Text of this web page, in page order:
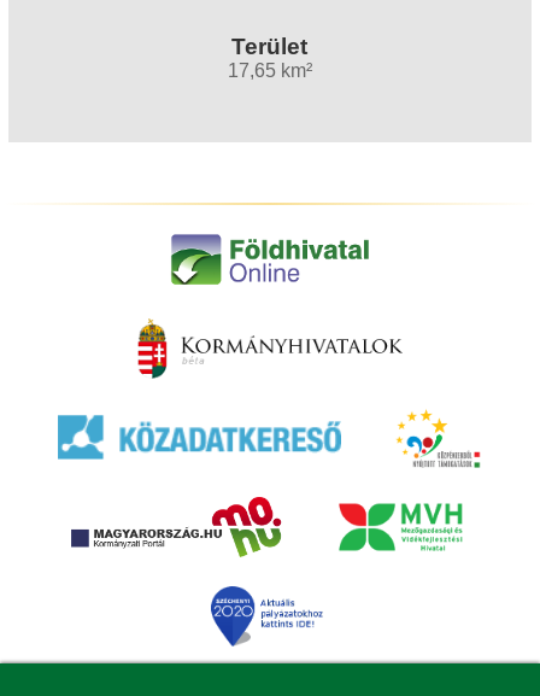
Terület
17,65 km²